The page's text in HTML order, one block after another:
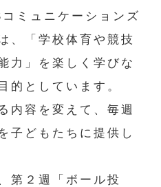
ミュニケーションズ
、「学校体育や競技
力」を楽しく学びな
的としています。
内容を変えて、毎週
子どもたちに提供し
第２週「ボール投